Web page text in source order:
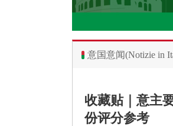
意国意闻(Notizie in
收藏贴｜意主
份评分参考